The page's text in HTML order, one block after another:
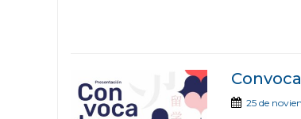
25 de